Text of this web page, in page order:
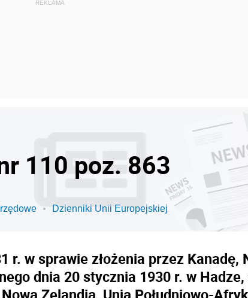
110 poz. 863
Dzienniki Unii Europejskiej
r. w sprawie złożenia przez Kanadę,
dnia 20 stycznia 1930 r. w